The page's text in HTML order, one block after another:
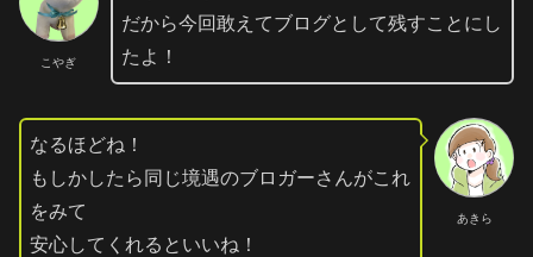
こやぎ
だから今回敢えてブログとして残すことにし
たよ！
あきら
なるほどね！
もしかしたら同じ境遇のブロガーさんがこれ
をみて
安心してくれるといいね！